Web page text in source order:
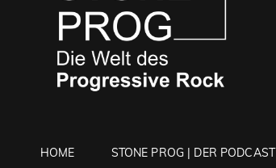
HOME STONE PROG | DER PODCAST